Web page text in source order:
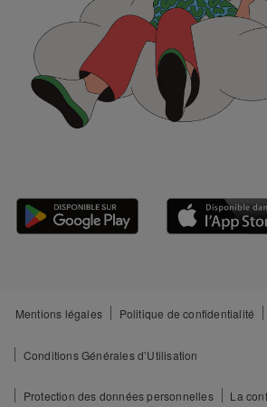
Mentions légales Politique de confidentialité
Conditions Générales d’Utilisation
Protection des données personnelles La